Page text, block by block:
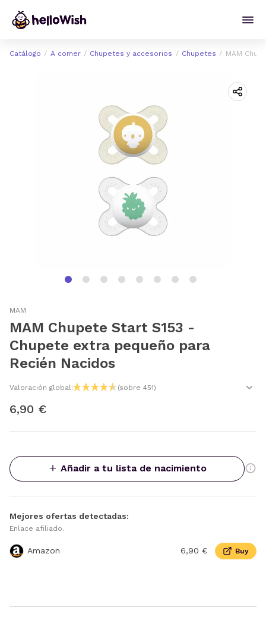
Catálogo A comer Chupetes y accesorios Chupetes MAM
MAM
MAM Chupete Start S153 -
Chupete extra pequeño para
Recién Nacidos
Valoración global: (sobre 451)
6,90 €
Añadir a tu lista de nacimiento
Mejores ofertas detectadas:
Enlace afiliado.
Amazon 6,90 € Buy